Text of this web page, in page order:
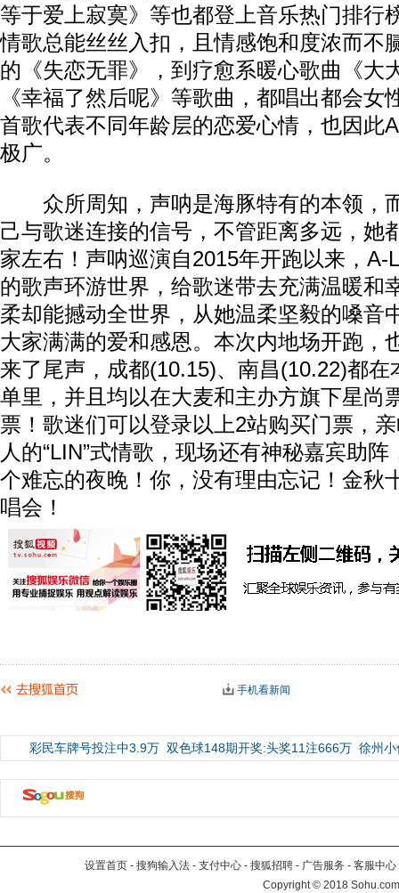
等于爱上寂寞》等也都登上音乐热门排行
情歌总能丝丝入扣，且情感饱和度浓而不
的《失恋无罪》，到疗愈系暖心歌曲《大
《幸福了然后呢》等歌曲，都唱出都会女
首歌代表不同年龄层的恋爱心情，也因此
极广。
众所周知，声呐是海豚特有的本领，
己与歌迷连接的信号，不管距离多远，她
家左右！声呐巡演自2015年开跑以来，A-
的歌声环游世界，给歌迷带去充满温暖和
柔却能撼动全世界，从她温柔坚毅的嗓音
大家满满的爱和感恩。本次内地场开跑，
来了尾声，成都(10.15)、南昌(10.22)都在
单里，并且均以在大麦和主办方旗下星尚
票！歌迷们可以登录以上2站购买门票，
人的“LIN”式情歌，现场还有神秘嘉宾助
个难忘的夜晚！你，没有理由忘记！金秋
唱会！
手机看新闻
彩民车牌号投注中3.9万 双色球148期开奖:头奖11注666万 徐州
设置首页 - 搜狗输入法 - 支付中心 - 搜狐招聘 - 广告服务 - 客服中心
Copyright©2018